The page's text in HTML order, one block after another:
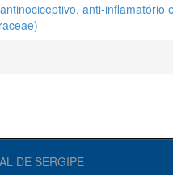
anti-
DE SERGIPE